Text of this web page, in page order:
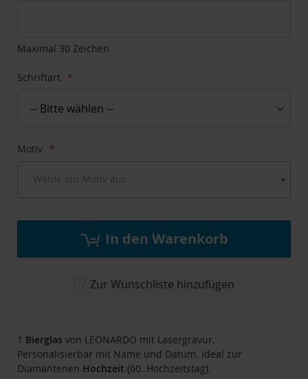
1 Bierglas von LEONARDO mit Lasergravur.
Personalisierbar mit Name und Datum. Ideal zur
Diamantenen Hochzeit (60. Hochzeitstag).
springen
Maximal 30 Zeichen
Schriftart
Motiv
Wähle ein Motiv aus
In den Warenkorb
Zur Wunschliste hinzufügen